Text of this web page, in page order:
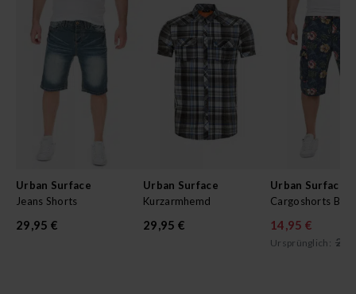
Urban Surface
Jeans Shorts
29,95 €
Urban Surface
Kurzarmhemd
29,95 €
Urban Surface
14,95 €
Ursprünglich: